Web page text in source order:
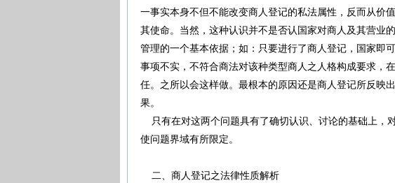
一事实本身不但不能改变商人登记的私法属性，反而从价
其使命。当然，这种认识并不是否认国家对商人及其营业
管理的一个基本依据；如：只要进行了商人登记，国家即
事项不实，不符合商法对该种类型商人之人格构成要求，
任。之所以会这样做。最根本的原因还是商人登记所反映
果。
只有在对这两个问题具有了确切认识、讨论的基础上，
使问题界域有所限定。
二、商人登记之法律性质解析